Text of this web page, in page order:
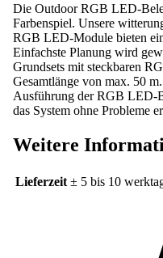
Die Outdoor RGB LED-
Farbenspiel. Unsere
RGB LED-Module bieten
Einfachste Planung wird
Grundsets mit steckbaren
Gesamtlänge von max. 50
Ausführung der RGB LED-
das System ohne Probleme
Weitere
Lieferzeit ± 5 bis 10